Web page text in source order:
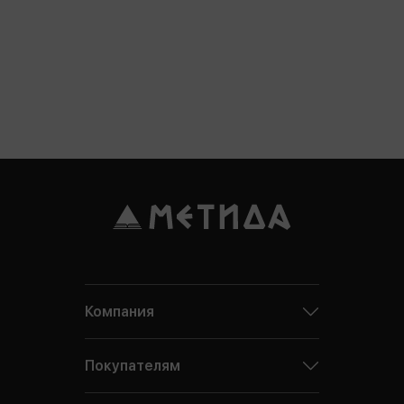
Компания
Покупателям